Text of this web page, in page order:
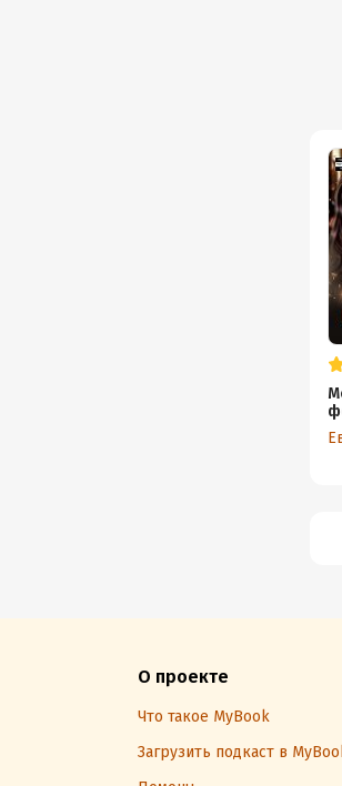
О проекте
Что такое MyBook
Загрузить подкаст в